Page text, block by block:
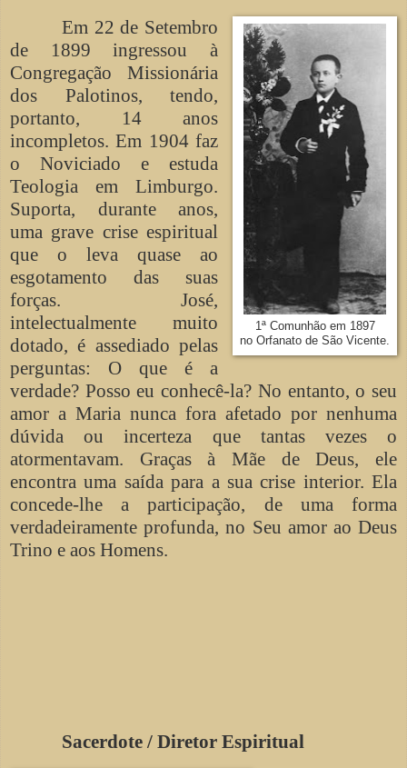
1ª Comunhão em 1897
no Orfanato de São Vicente.
Em 22 de Setembro
de 1899 ingressou à
Congregação Missionária
dos Palotinos, tendo,
portanto, 14 anos
incompletos. Em 1904 faz
o Noviciado e estuda
Teologia em Limburgo.
Suporta, durante anos,
uma grave crise espiritual
que o leva quase ao
esgotamento das suas
forças. José,
intelectualmente muito
dotado, é assediado pelas
perguntas: O que é a
verdade? Posso eu conhecê-la? No entanto, o seu
amor a Maria nunca fora afetado por nenhuma
dúvida ou incerteza que tantas vezes o
atormentavam. Graças à Mãe de Deus, ele
encontra uma saída para a sua crise interior. Ela
concede-lhe a participação, de uma forma
verdadeiramente profunda, no Seu amor ao Deus
Trino e aos Homens.
Sacerdote / Diretor Espiritual